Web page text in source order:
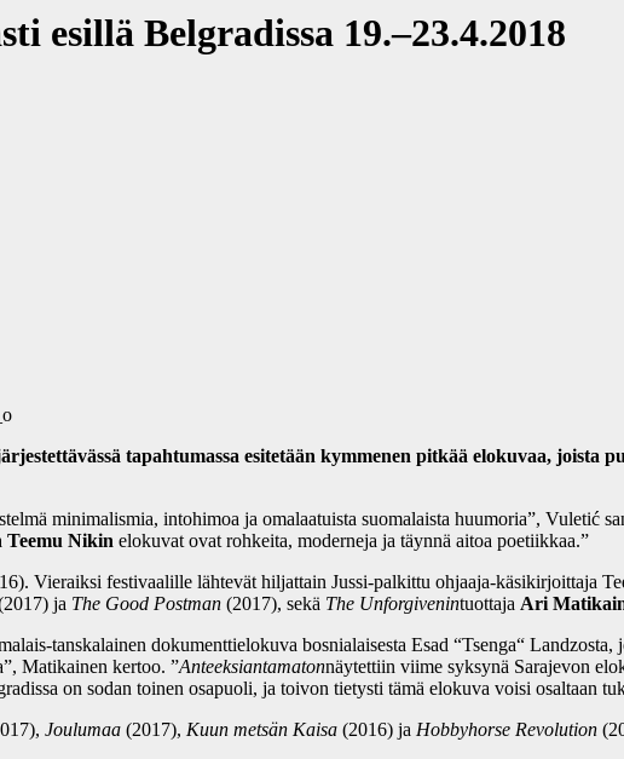
esillä Belgradissa 19.–23.4.2018
tapahtumassa esitetään kymmenen pitkää elokuvaa,
minimalismia, intohimoa ja omalaatuista suomalaista huumoria”, Vuletić
Teemu Nikin elokuvat ovat rohkeita, moderneja ja täynnä aitoa poetiikkaa.”
Vieraiksi festivaalille lähtevät hiljattain Jussi-palkittu ohjaaja-käsikirjoittaja
ja The Good Postman (2017), sekä The Unforgivenintuottaja Ari
tanskalainen dokumenttielokuva bosnialaisesta Esad “Tsenga“
Matikainen kertoo. ”Anteeksiantamatonnäytettiin viime syksynä Sarajevon
on sodan toinen osapuoli, ja toivon tietysti tämä elokuva voisi osaltaan
Joulumaa (2017), Kuun metsän Kaisa (2016) ja Hobbyhorse Revolution